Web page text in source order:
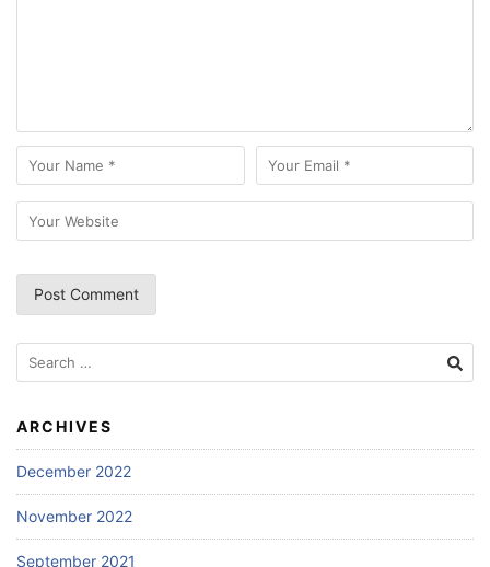
Search
for:
ARCHIVES
December 2022
November 2022
September 2021